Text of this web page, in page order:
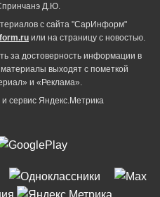
Д.Ю.
с сайта "СарИнформ"
или на страницу с новостью.
за достоверность информации в
выходят с пометкой
и «Реклама».
сервиc Яндекс.Метрика